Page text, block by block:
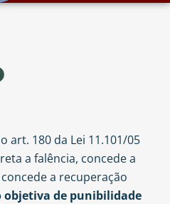
art. 180 da Lei 11.101/05
a falência, concede a
a recuperação
objetiva de punibilidade